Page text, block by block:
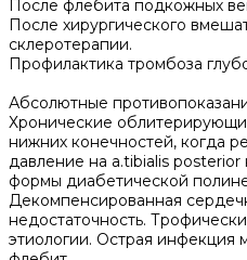
После флебита подкожных
После хирургического
склеротерапии.
Профилактика тромбоза
Абсолютные
Хронические
нижних конечностей, когда
давление на a.tibialis
формы диабетической
Декомпенсированная
недостаточность.
этиологии. Острая инфекция